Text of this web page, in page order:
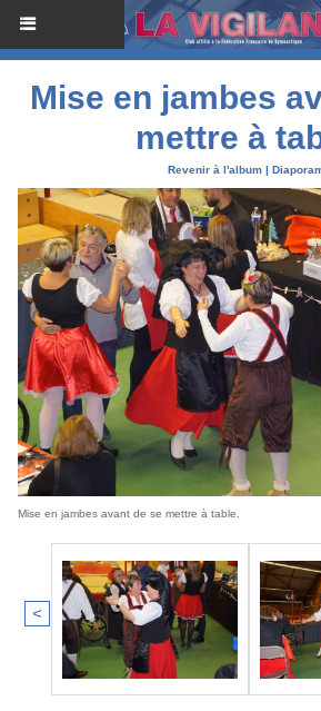
Mise en jambes
mettre à
Revenir à l'album |
Mise en jambes avant de se mettre à table.
<